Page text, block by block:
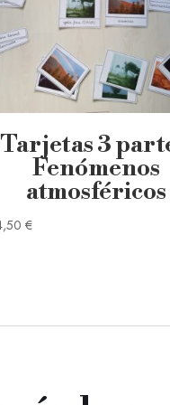
Tarjetas 3
Fenómenos
atmosféricos
€